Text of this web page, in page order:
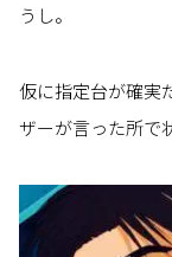
うし。
仮に指定台が確実
ザーが言った所で